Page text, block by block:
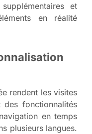
et
en réalité
rendent les visites
des fonctionnalités
en temps
plusieurs langues.